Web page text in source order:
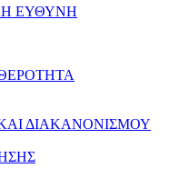
ΕΥΘΥΝΗ
ΔΙΑΚΑΝΟΝΙΣΜΟΥ